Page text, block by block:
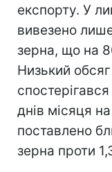
експорту. У
вивезено
зерна, що на
Низький
днів місяця
поставлено
зерна проти